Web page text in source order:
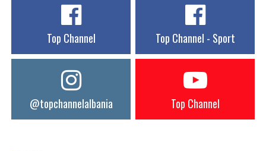
Top Channel Top Channel - Sport
@topchannelalbania Top Channel